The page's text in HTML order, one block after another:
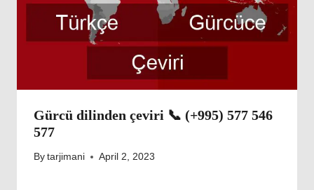
Gürcü dilinden çeviri 📞 (+995) 577 546
577
By tarjimani April 2, 2023